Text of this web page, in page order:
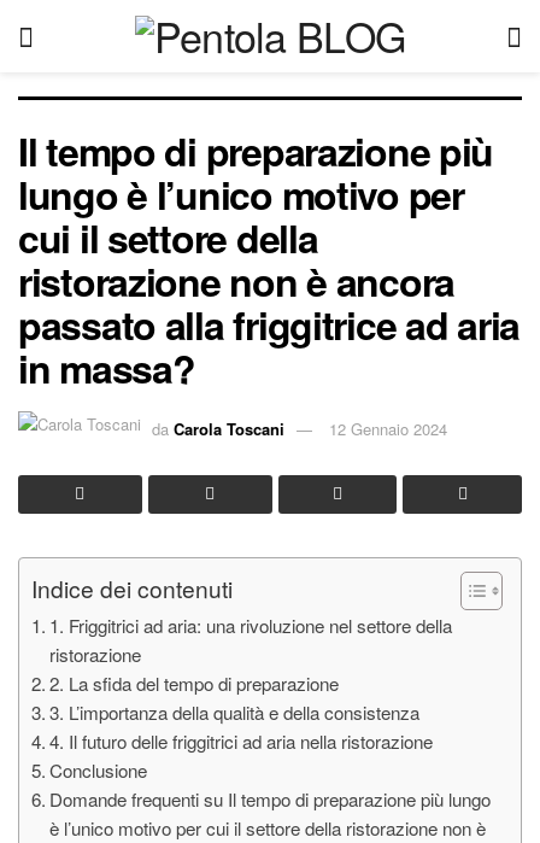
Il tempo di preparazione più
lungo è l’unico motivo per
cui il settore della
ristorazione non è ancora
passato alla friggitrice ad aria
in massa?
da Carola Toscani 12 Gennaio 2024
Indice dei contenuti
1. Friggitrici ad aria: una rivoluzione nel settore della
ristorazione
2. La sfida del tempo di preparazione
3. L’importanza della qualità e della consistenza
4. Il futuro delle friggitrici ad aria nella ristorazione
Conclusione
Domande frequenti su Il tempo di preparazione più lungo
è l’unico motivo per cui il settore della ristorazione non è